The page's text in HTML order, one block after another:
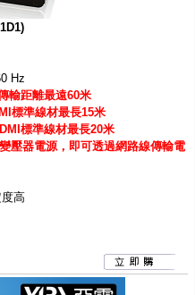
Hz
輸距離最遠60米
標準線材最長15米
標準線材最長20米
壓器電源，即可透過網路線傳輸電
高